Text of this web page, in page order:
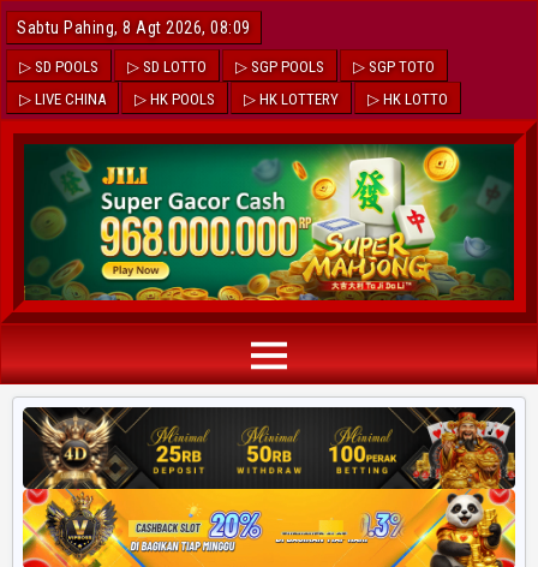
Sabtu Pahing, 8 Agt 2026, 08:09
▷ SD POOLS ▷ SD LOTTO ▷ SGP POOLS
▷ SGP TOTO
▷ LIVE CHINA
▷ HK POOLS ▷ HK LOTTERY ▷ HK LOTTO